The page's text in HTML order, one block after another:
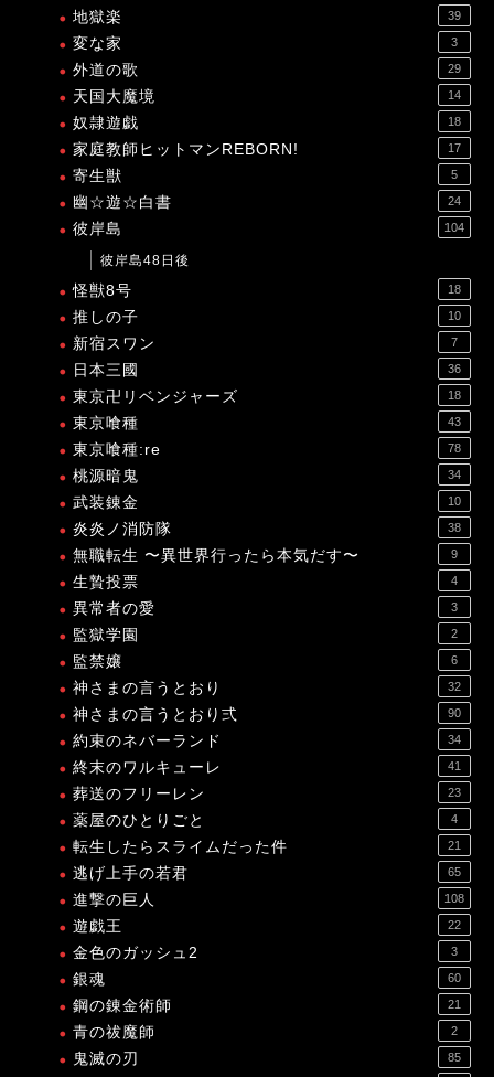
地獄楽 39
変な家 3
外道の歌 29
天国大魔境 14
奴隷遊戯 18
家庭教師ヒットマンREBORN! 17
寄生獣 5
幽☆遊☆白書 24
彼岸島 104
彼岸島48日後
怪獣8号 18
推しの子 10
新宿スワン 7
日本三國 36
東京卍リベンジャーズ 18
東京喰種 43
東京喰種:re 78
桃源暗鬼 34
武装錬金 10
炎炎ノ消防隊 38
無職転生 〜異世界行ったら本気だす〜 9
生贄投票 4
異常者の愛 3
監獄学園 2
監禁嬢 6
神さまの言うとおり 32
神さまの言うとおり弍 90
約束のネバーランド 34
終末のワルキューレ 41
葬送のフリーレン 23
薬屋のひとりごと 4
転生したらスライムだった件 21
逃げ上手の若君 65
進撃の巨人 108
遊戯王 22
金色のガッシュ2 3
銀魂 60
鋼の錬金術師 21
青の祓魔師 2
鬼滅の刃 85